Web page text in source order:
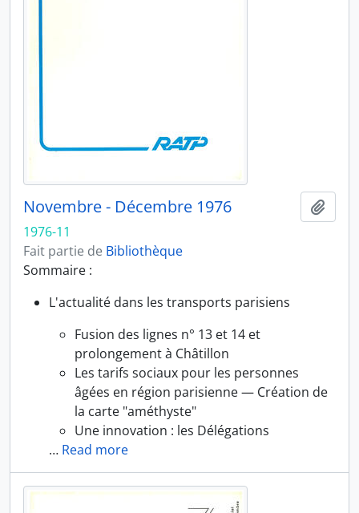
Novembre - Décembre 1976
1976-11
Fait partie de Bibliothèque
Sommaire :
L'actualité dans les transports parisiens
Fusion des lignes n° 13 et 14 et
prolongement à Châtillon
Les tarifs sociaux pour les personnes
âgées en région parisienne — Création de
la carte "améthyste"
Une innovation : les Délégations
… Read more